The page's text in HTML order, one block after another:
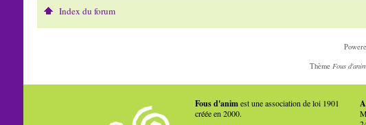
Index du forum
Thème Fous
Fous d'animest une association de loi 1901
créée en 2000.